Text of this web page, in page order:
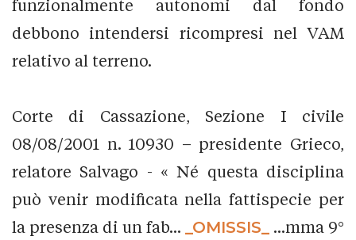
funzionalmente autonomi dal fondo
debbono intendersi ricompresi nel VAM
relativo al terreno.
Corte di Cassazione, Sezione I civile
08/08/2001 n. 10930 – presidente Grieco,
relatore Salvago - « Né questa disciplina
può venir modificata nella fattispecie per
la presenza di un fab...
_OMISSIS_
...mma 9°